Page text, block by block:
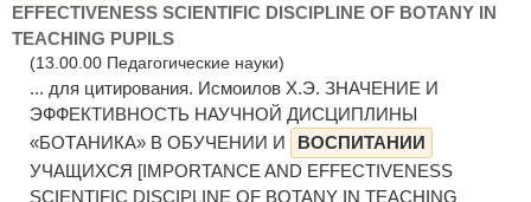
EFFECTIVENESS SCIENTIFIC DISCIPLINE OF BOTANY IN
TEACHING PUPILS
(13.00.00 Педагогические науки)
... для цитирования. Исмоилов Х.Э. ЗНАЧЕНИЕ И
ЭФФЕКТИВНОСТЬ НАУЧНОЙ ДИСЦИПЛИНЫ
«БОТАНИКА» В ОБУЧЕНИИ И
ВОСПИТАНИИ
УЧАЩИХСЯ [IMPORTANCE AND EFFECTIVENESS
SCIENTIFIC DISCIPLINE OF BOTANY IN TEACHING